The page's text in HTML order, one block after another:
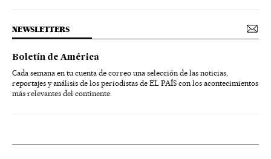
NEWSLETTERS
Boletín de América
Cada semana en tu cuenta de correo una selección de las noticias,
reportajes y análisis de los periodistas de EL PAÍS con los acontecimientos
más relevantes del continente.